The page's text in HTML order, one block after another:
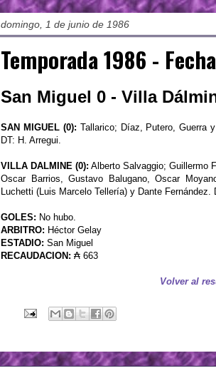
domingo, 1 de junio de 1986
Temporada 1986 -
San Miguel 0 - Villa
SAN MIGUEL (0): Tallarico; Díaz, Putero, Guerra
DT: H. Arregui.
VILLA DALMINE (0): Alberto Salvaggio; Guillermo
Oscar Barrios, Gustavo Balugano, Oscar
Luchetti (Luis Marcelo Tellería) y Dante Fernández.
GOLES: No hubo.
ARBITRO: Héctor Gelay
ESTADIO: San Miguel
RECAUDACION: ₳ 663
Volver al